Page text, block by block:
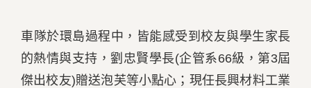
車隊於環島過程中，皆能感受到校友與學生家長
的熱情與支持，劉忠賢學長(企管系66級，第3屆
傑出校友)贈送泡芙等小點心；現任長興材料工業